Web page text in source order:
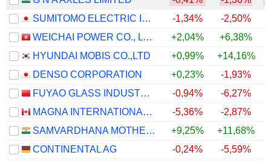
SUMITOMO ELECTRIC INDUSTRIES, LTD.
-1,34% -2,50%
WEICHAI POWER CO., LTD.
+2,04% +6,38%
HYUNDAI MOBIS CO.,LTD
+0,99% +14,16%
DENSO CORPORATION
+0,23% -1,93%
FUYAO GLASS INDUSTRY GROUP CO., LTD.
-0,94% -6,27%
MAGNA INTERNATIONAL INC.
-5,36% -2,87%
SAMVARDHANA MOTHERSON INTERNATIONAL LIMITED
+9,25% +11,68%
CONTINENTAL AG
-0,24% -5,59%